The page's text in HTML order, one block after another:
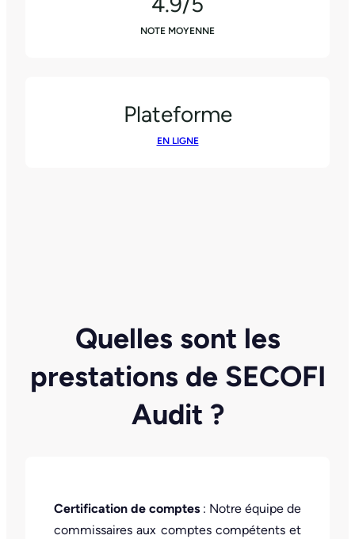
NOTE MOYENNE
Plateforme
EN LIGNE
Quelles sont les
prestations de SECOFI
Audit ?
Certification de comptes : Notre équipe de
commissaires aux comptes compétents et